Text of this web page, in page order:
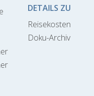
DETAILS ZU
Reisekosten
Doku-Archiv